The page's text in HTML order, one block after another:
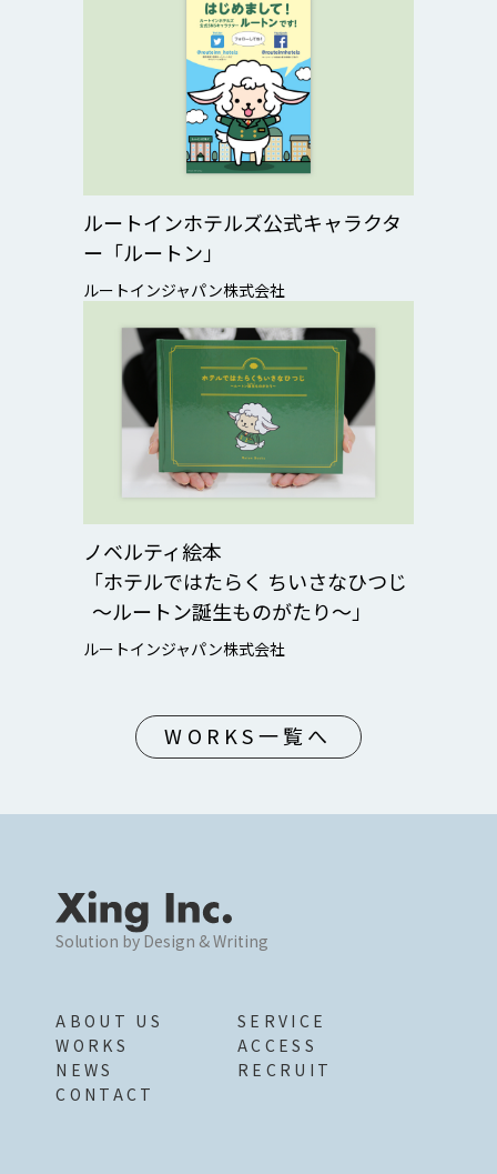
ルートインホテルズ公式キャラクタ
ー「ルートン」
ルートインジャパン株式会社
ノベルティ絵本
「ホテルではたらく ちいさなひつじ
〜ルートン誕生ものがたり〜」
ルートインジャパン株式会社
WORKS一覧へ
Solution by Design & Writing
ABOUT US
SERVICE
WORKS
ACCESS
NEWS
RECRUIT
CONTACT